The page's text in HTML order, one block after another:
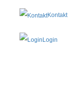
Kontakt
Login